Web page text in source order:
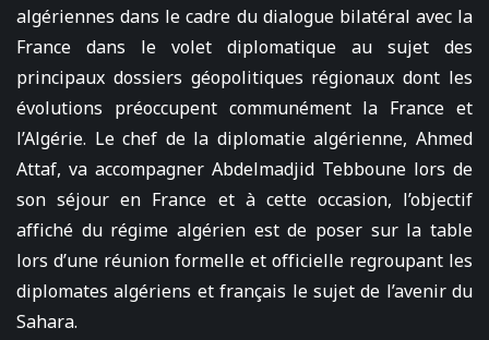
algériennes dans le cadre du dialogue bilatéral avec la
France dans le volet diplomatique au sujet des
principaux dossiers géopolitiques régionaux dont les
évolutions préoccupent communément la France et
l’Algérie. Le chef de la diplomatie algérienne, Ahmed
Attaf, va accompagner Abdelmadjid Tebboune lors de
son séjour en France et à cette occasion, l’objectif
affiché du régime algérien est de poser sur la table
lors d’une réunion formelle et officielle regroupant les
diplomates algériens et français le sujet de l’avenir du
Sahara.